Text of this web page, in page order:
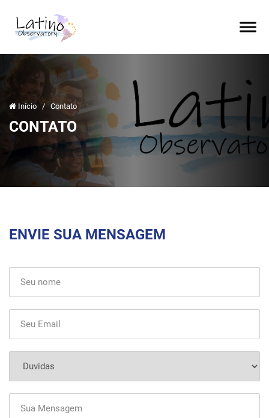
Início / Contato
CONTATO
ENVIE SUA MENSAGEM